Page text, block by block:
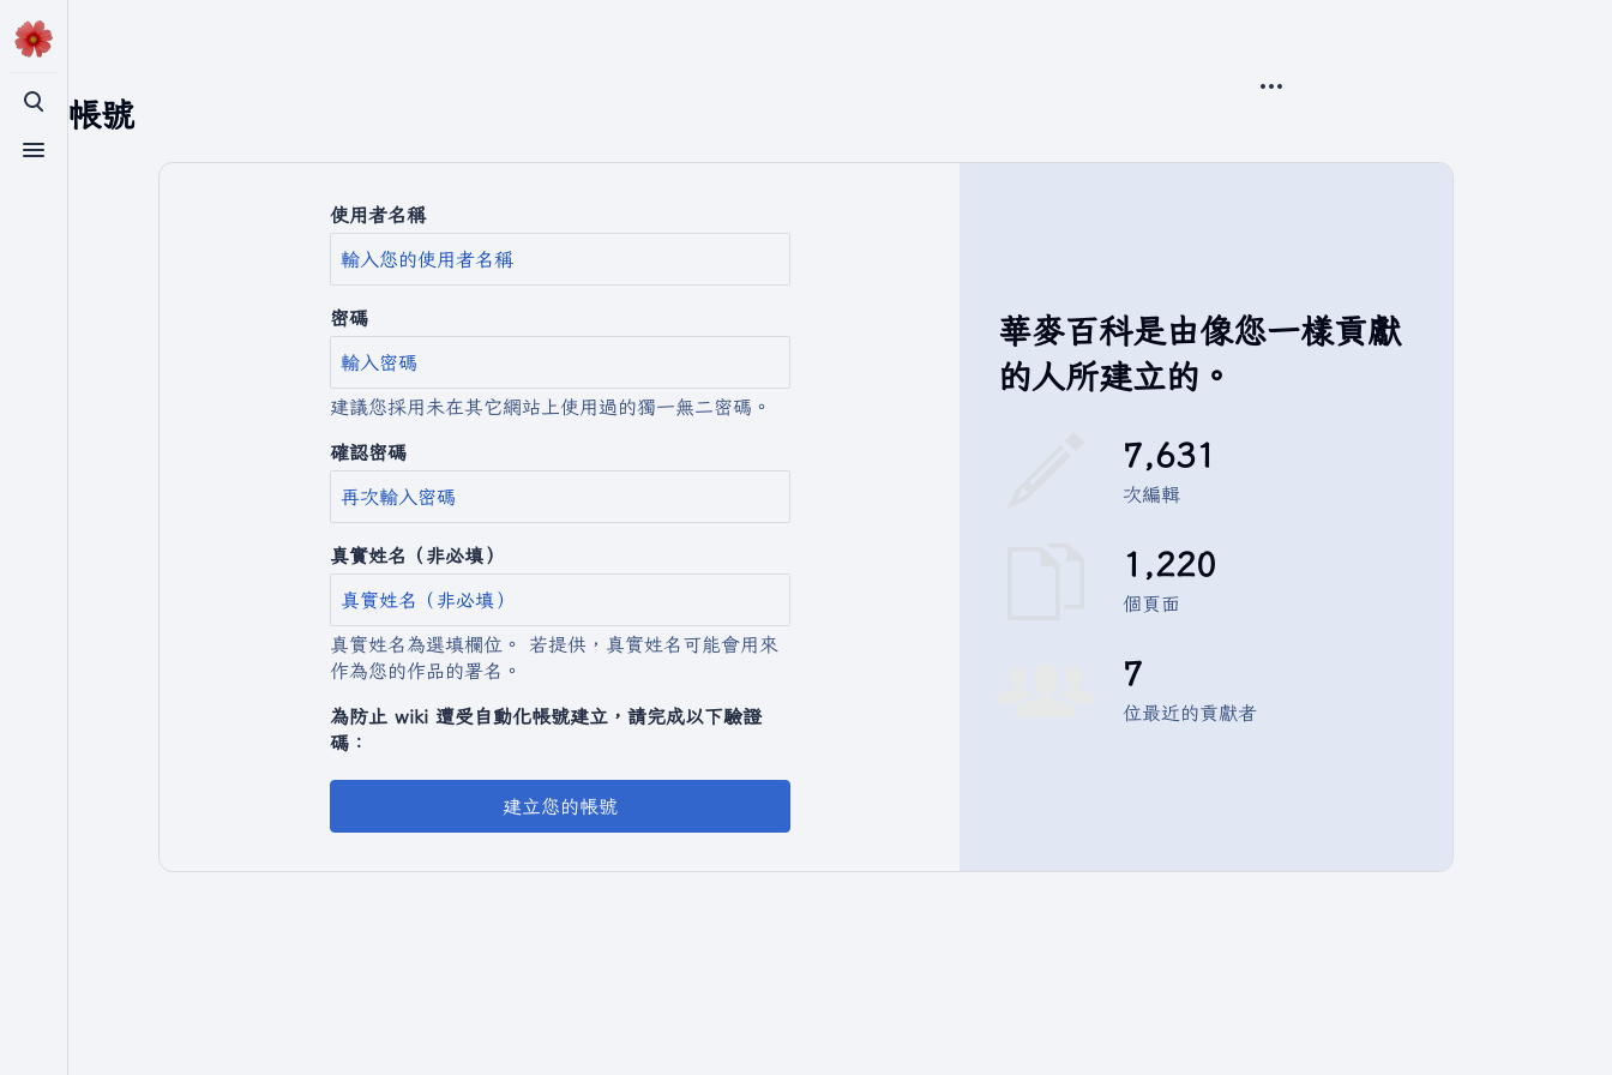
切換搜尋
切換選單
建立帳號
使用者名稱
密碼
建議您採用未在其它網站上使用過的獨一無二密碼。
確認密碼
真實姓名（非必填）
真實姓名為選填欄位。 若提供，真實姓名可能會用來
作為您的作品的署名。
為防止 wiki 遭受自動化帳號建立，請完成以下驗證
碼：
建立您的帳號
華麥百科是由像您一樣貢獻
的人所建立的。
7,631
次編輯
1,220
個頁面
7
位最近的貢獻者